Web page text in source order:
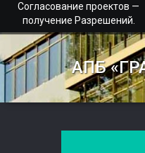
Согласование проектов —
получение Разрешений.
АПБ